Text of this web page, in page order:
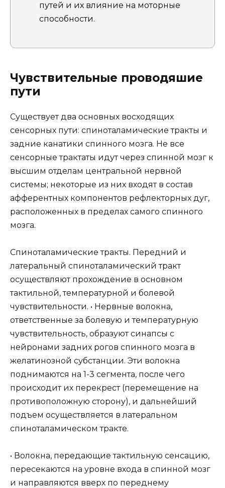
путей и их влияние на моторные
способности.
Чувствительные проводяшие
пути
Существует два основных восходящих
сенсорных пути: спиноталамические тракты и
задние канатики спинного мозга. Не все
сенсорные трактаты идут через спинной мозг к
высшим отделам центральной нервной
системы; некоторые из них входят в состав
афферентных компонентов рефлекторных дуг,
расположенных в пределах самого спинного
мозга.
Спиноталамические тракты. Передний и
латеральный спиноталамический тракт
осуществляют прохождение в основном
тактильной, температурной и болевой
чувствительности. • Нервные волокна,
ответственные за болевую и температурную
чувствительность, образуют синапсы с
нейронами задних рогов спинного мозга в
желатинозной субстанции. Эти волокна
поднимаются на 1-3 сегмента, после чего
происходит их перекрест (перемещение на
противоположную сторону), и дальнейший
подъем осуществляется в латеральном
спиноталамическом тракте.
• Волокна, передающие тактильную сенсацию,
пересекаются на уровне входа в спинной мозг
и направляются вверх по переднему